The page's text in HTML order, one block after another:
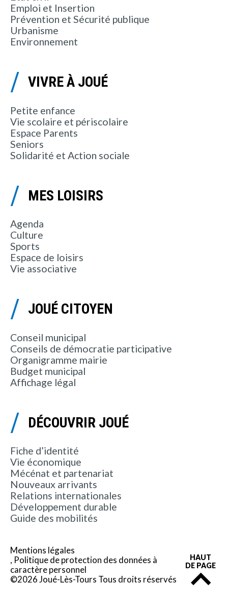
Emploi et Insertion
Prévention et Sécurité publique
Urbanisme
Environnement
VIVRE À JOUÉ
Petite enfance
Vie scolaire et périscolaire
Espace Parents
Seniors
Solidarité et Action sociale
MES LOISIRS
Agenda
Culture
Sports
Espace de loisirs
Vie associative
JOUÉ CITOYEN
Conseil municipal
Conseils de démocratie participative
Organigramme mairie
Budget municipal
Affichage légal
DÉCOUVRIR JOUÉ
Fiche d’identité
Vie économique
Mécénat et partenariat
Nouveaux arrivants
Relations internationales
Développement durable
Guide des mobilités
Mentions légales
Politique de protection des données à
caractère personnel
©2026 Joué-Lès-Tours Tous droits réservés
HAUT
DE PAGE